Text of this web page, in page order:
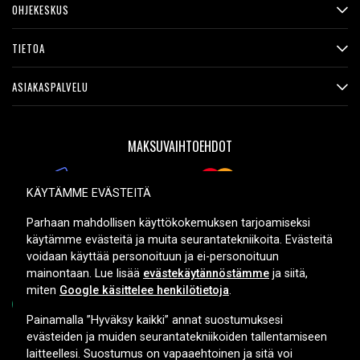
121500041, 121500042, 121500043, 121500047,
121500051, 121500052, 121500053, 121500062,
121500063, 121500266, L11L6F01, L11L6FO1, L11L6R01,
L11L6RO1, L11L6YO1, L11M6F01, L11M6FO1, L11M6YO1,
L11N6R01, L11N6RO1, L11N6YO1, L11P6R01, L11P6RO1,
L11S6F01, L11S6FO1, L11S6Y01, L11S6YO1, L13C6Y01,
Merkki:
Kapasiteetti: 4000 mAh
Lue ominaisuuksien merkityksestä
OHJEKESKUS
TIETOA
ASIAKASPALVELU
MAKSUVAIHTOEHDOT
TOIMITUSVAIHTOEHDOT
Copyright © 2026, Spares Nordic AB
KÄYTÄMME EVÄSTEITÄ
Parhaan mahdollisen käyttökokemuksen tarjoamiseksi
käytämme evästeitä ja muita seurantatekniikoita. Evästeitä
voidaan käyttää personoituun ja ei-personoituun
mainontaan. Lue lisää evästekäytännöstämme ja siitä,
miten Google käsittelee henkilötietoja.
Painamalla ”Hyväksy kaikki” annat suostumuksesi
evästeiden ja muiden seurantatekniikoiden tallentamiseen
laitteellesi. Suostumus on vapaaehtoinen ja sitä voi